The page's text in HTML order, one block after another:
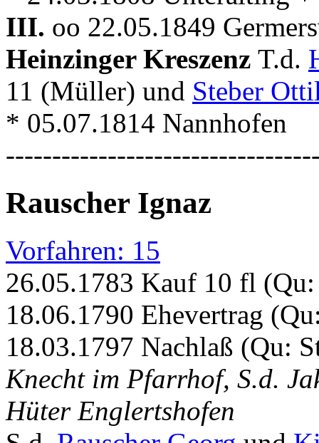
III. oo 22.05.1849
Heinzinger Kreszenz T.d.
11 (Müller) und Steber
* 05.07.1814 Nannhofen
Rauscher Ignaz
Vorfahren: 15
26.05.1783 Kauf 10 fl
18.06.1790 Ehevertrag
18.03.1797 Nachlaß (Qu:
Knecht im Pfarrhof, S.d.
Hüter Englertshofen